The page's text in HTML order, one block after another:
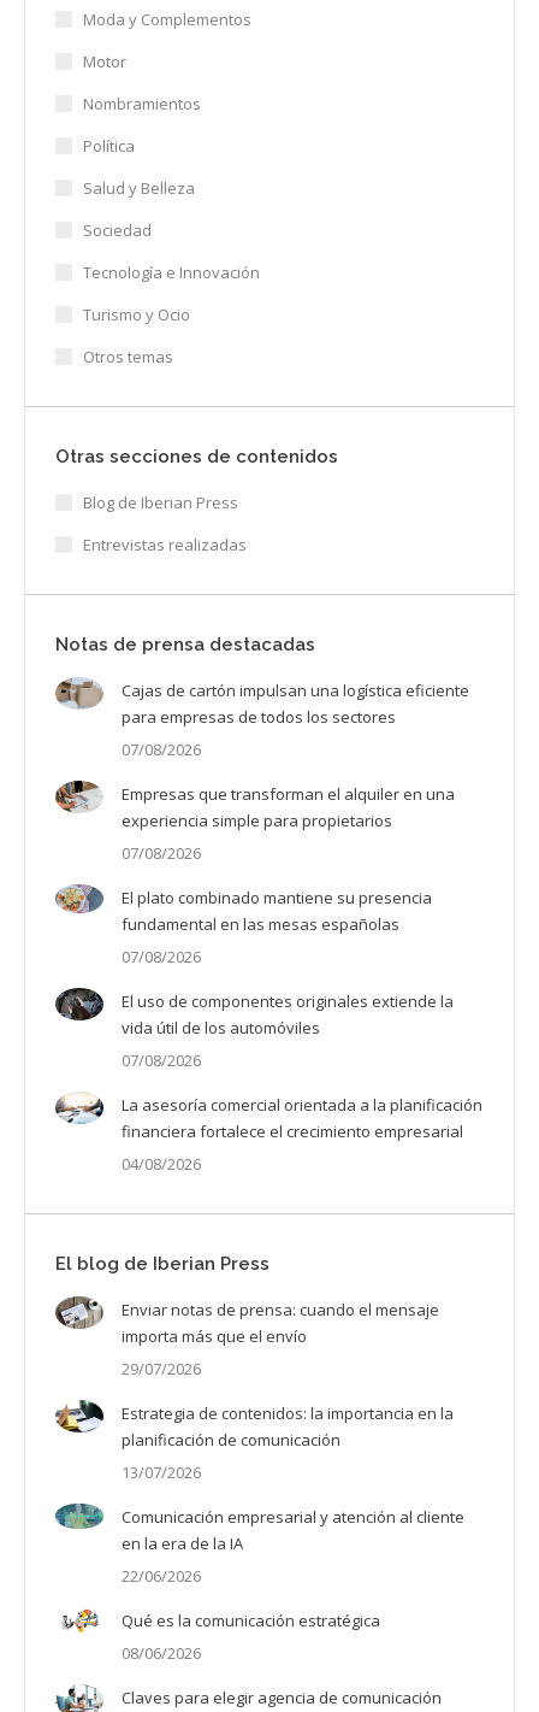
Moda y Complementos
Motor
Nombramientos
Política
Salud y Belleza
Sociedad
Tecnología e Innovación
Turismo y Ocio
Otros temas
Otras secciones de contenidos
Blog de Iberian Press
Entrevistas realizadas
Notas de prensa destacadas
Cajas de cartón impulsan una logística eficiente
para empresas de todos los sectores
07/08/2026
Empresas que transforman el alquiler en una
experiencia simple para propietarios
07/08/2026
El plato combinado mantiene su presencia
fundamental en las mesas españolas
07/08/2026
El uso de componentes originales extiende la
vida útil de los automóviles
07/08/2026
La asesoría comercial orientada a la planificación
financiera fortalece el crecimiento empresarial
04/08/2026
El blog de Iberian Press
Enviar notas de prensa: cuando el mensaje
importa más que el envío
29/07/2026
Estrategia de contenidos: la importancia en la
planificación de comunicación
13/07/2026
Comunicación empresarial y atención al cliente
en la era de la IA
22/06/2026
Qué es la comunicación estratégica
08/06/2026
Claves para elegir agencia de comunicación